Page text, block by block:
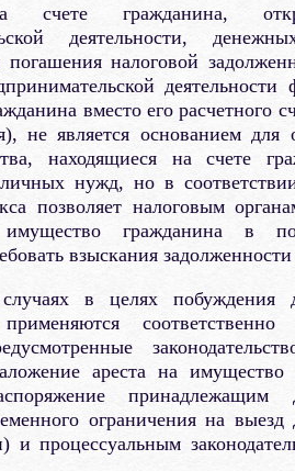
счете гражданина,
деятельности,
погашения налоговой
деятельности
вместо его расчетного
не является основанием
находящиеся на счете
личных нужд, но в
позволяет налоговым
гражданина в
взыскания
в целях побуждения
ареста на имущество
принадлежащим
ограничения на
процессуальным